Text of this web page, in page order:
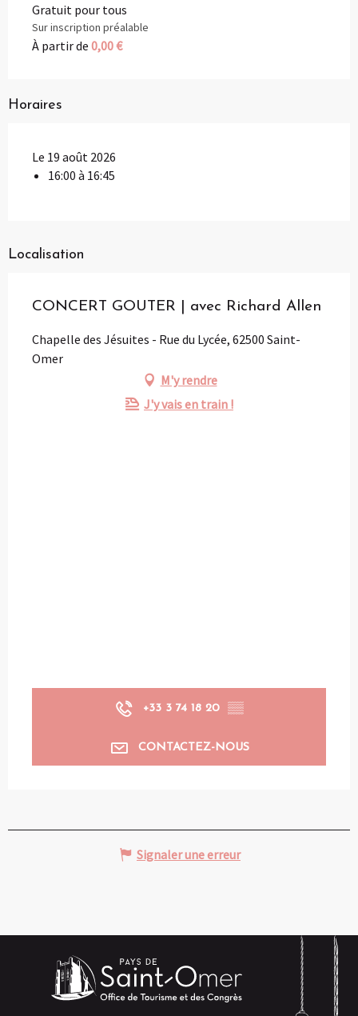
Gratuit pour tous
Sur inscription préalable
À partir de 0,00 €
Horaires
Le 19 août 2026
16:00 à 16:45
Localisation
CONCERT GOUTER | avec Richard Allen
Chapelle des Jésuites - Rue du Lycée, 62500 Saint-
Omer
M'y rendre
J'y vais en train !
+33 3 74 18 20 ▒▒
CONTACTEZ-NOUS
Signaler une erreur